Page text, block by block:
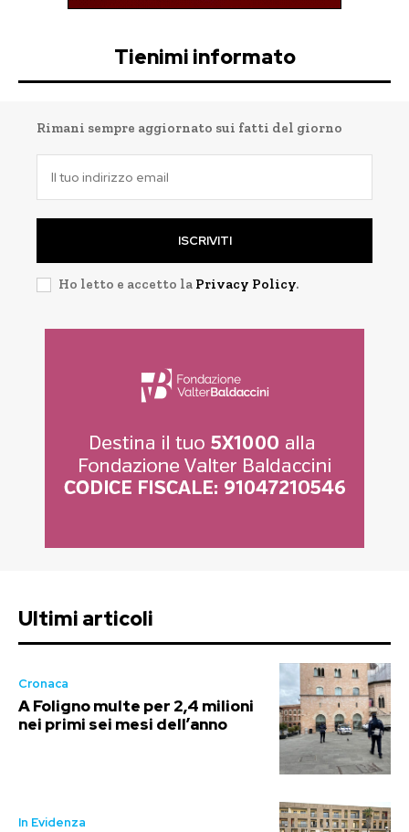
Tienimi informato
Rimani sempre aggiornato sui fatti del giorno
ISCRIVITI
Ho letto e accetto la Privacy Policy.
Ultimi articoli
Cronaca
A Foligno multe per 2,4 milioni
nei primi sei mesi dell’anno
In Evidenza